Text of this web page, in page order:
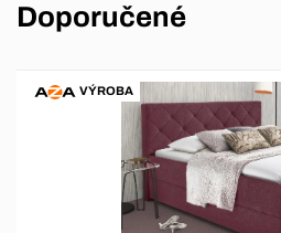
Doporučené